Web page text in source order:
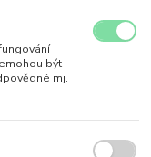
být
mj.